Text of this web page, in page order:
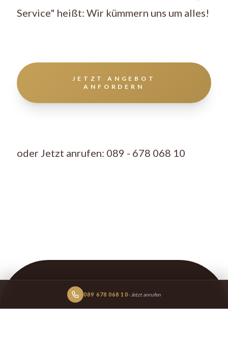
Service" heißt: Wir kümmern uns um alles!
JETZT ANGEBOT
ANFORDERN
oder Jetzt anrufen: 089 - 678 068 10
089 678 068 10- Jetzt anrufen